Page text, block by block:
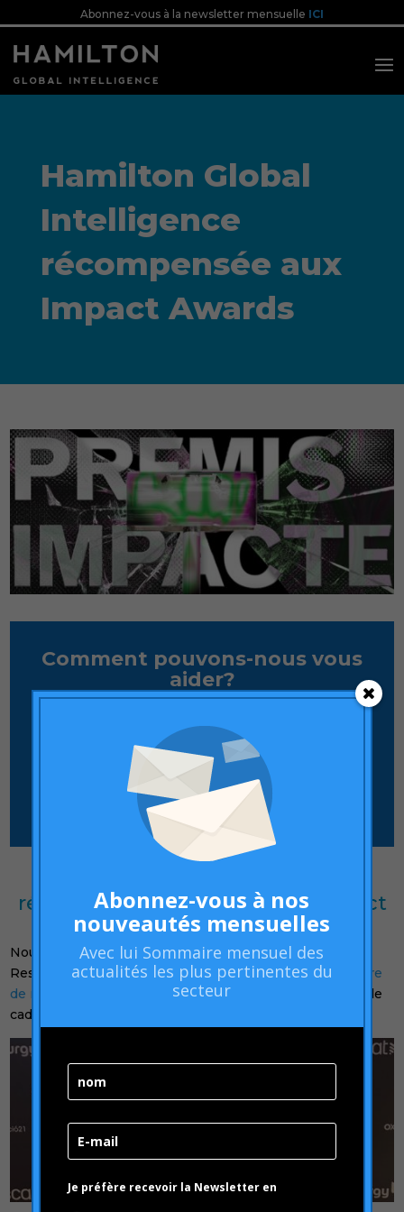
Abonnez-vous à la newsletter mensuelle ICI
Hamilton Global
Intelligence
récompensée aux
Impact Awards
Comment pouvons-nous vous
aider?
professionnels vous contactera
CONTACTER
récompensé par le Research Impact
Award
Nous sommes profondément fiers d’avoir reçu le
Research Impact Award, décerné par leÉcole supérieure
de marketing et de communication de Catalogne
, dans le
cadre de la
Abonnez-vous à nos
nouveautés mensuelles
Avec lui Sommaire mensuel des
actualités les plus pertinentes du
secteur
Je préfère recevoir la Newsletter en